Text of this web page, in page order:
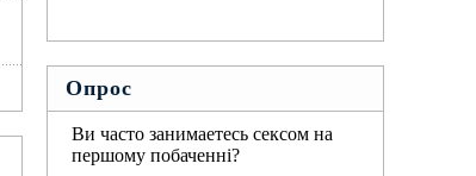
Опрос
Ви часто занимаетесь сексом на
першому побаченні?